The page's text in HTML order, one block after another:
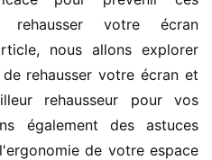
rehausser votre écran
nous allons explorer
rehausser votre écran et
rehausseur pour vos
également des astuces
de votre espace